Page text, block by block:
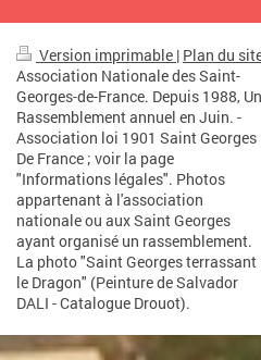
Version imprimable | Plan du
Association Nationale des Saint-
Georges-de-France. Depuis 1988, Un
Rassemblement annuel en Juin. -
Association loi 1901 Saint Georges
De France ; voir la page
"Informations légales". Photos
appartenant à l'association
nationale ou aux Saint Georges
ayant organisé un rassemblement.
La photo "Saint Georges terrassant
le Dragon" (Peinture de Salvador
DALI - Catalogue Drouot).